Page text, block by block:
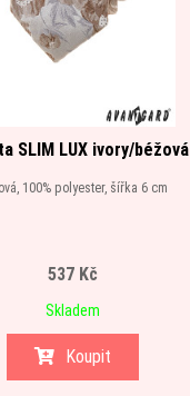
SLIM LUX ivory/béžová
100% polyester, šířka 6 cm
537 Kč
Skladem
Koupit